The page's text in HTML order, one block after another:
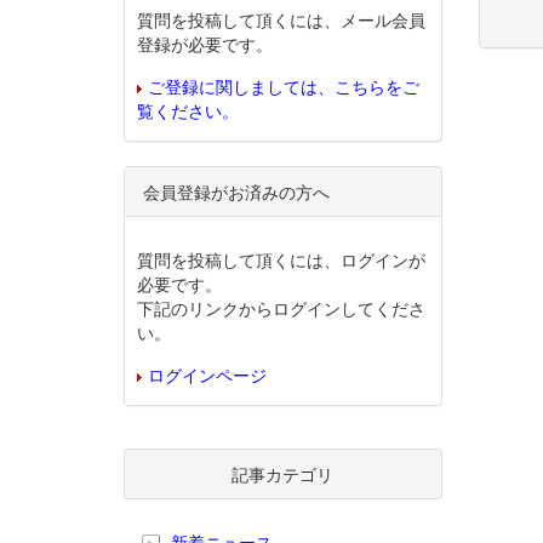
質問を投稿して頂くには、メール会員
登録が必要です。
ご登録に関しましては、こちらをご
覧ください。
会員登録がお済みの方へ
質問を投稿して頂くには、ログインが
必要です。
下記のリンクからログインしてくださ
い。
ログインページ
記事カテゴリ